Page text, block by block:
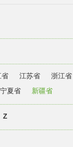
省 江苏省 浙江省
宁夏省 新疆省
Z